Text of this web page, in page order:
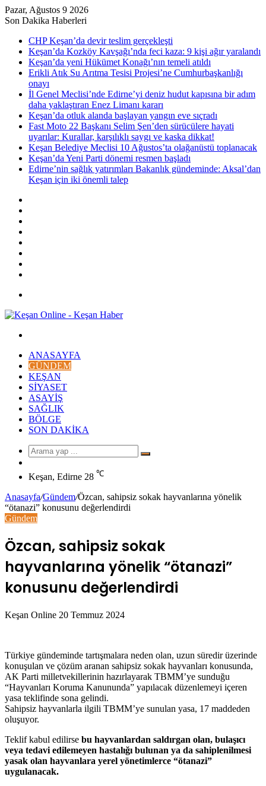
Pazar, Ağustos 9 2026
Son Dakika Haberleri
CHP Keşan’da devir teslim gerçekleşti
Keşan’da Kozköy Kavşağı’nda feci kaza: 9 kişi ağır yaralandı
Keşan’da yeni Hükümet Konağı’nın temeli atıldı
Erikli Atık Su Arıtma Tesisi Projesi’ne Cumhurbaşkanlığı
onayı
İl Genel Meclisi’nde Edirne’yi deniz hudut kapısına bir adım
daha yaklaştıran Enez Limanı kararı
Keşan’da otluk alanda başlayan yangın eve sıçradı
Fast Moto 22 Başkanı Selim Şen’den sürücülere hayati
uyarılar: Kurallar, karşılıklı saygı ve kaska dikkat!
Keşan Belediye Meclisi 10 Ağustos’ta olağanüstü toplanacak
Keşan’da Yeni Parti dönemi resmen başladı
Edirne’nin sağlık yatırımları Bakanlık gündeminde: Aksal’dan
Keşan için iki önemli talep
...
ANASAYFA
GÜNDEM
KEŞAN
SIYASET
ASAYIŞ
SAĞLIK
BÖLGE
SON DAKIKA
Arama
Makale
Keşan, Edirne 28 ℃
Anasayfa/Gündem/Özcan, sahipsiz sokak hayvanlarına yönelik
“ötanazi” konusunu değerlendirdi
Gündem
Özcan, sahipsiz sokak
hayvanlarına yönelik “ötanazi”
konusunu değerlendirdi
Keşan Online Bir
20 Temmuz 2024
Türkiye gündeminde tartışmalara neden olan, uzun süredir üzerinde
konuşulan ve çözüm aranan sahipsiz sokak hayvanları konusunda,
AK Parti milletvekillerinin hazırlayarak TBMM’ye sunduğu
“Hayvanları Koruma Kanununda” yapılacak düzenlemeyi içeren
yasa teklifinde sona gelindi.
Sahipsiz hayvanlarla ilgili TBMM’ye sunulan yasa, 17 maddeden
oluşuyor.
Teklif kabul edilirse bu hayvanlardan saldırgan olan, bulaşıcı
veya tedavi edilemeyen hastalığı bulunan ya da sahiplenilmesi
yasak olan hayvanlara yerel yönetimlerce “ötanazi”
uygulanacak.